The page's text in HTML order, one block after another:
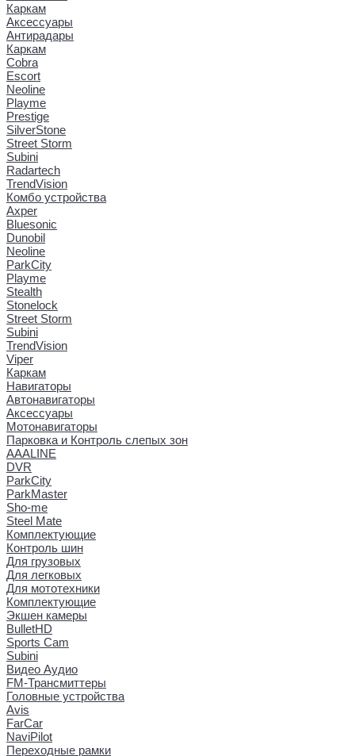
Каркам
Аксессуары
Антирадары
Каркам
Cobra
Escort
Neoline
Playme
Prestige
SilverStone
Street Storm
Subini
Radartech
TrendVision
Комбо устройства
Axper
Bluesonic
Dunobil
Neoline
ParkCity
Playme
Stealth
Stonelock
Street Storm
Subini
TrendVision
Viper
Каркам
Навигаторы
Автонавигаторы
Аксессуары
Мотонавигаторы
Парковка и Контроль слепых зон
AAALINE
DVR
ParkCity
ParkMaster
Sho-me
Steel Mate
Комплектующие
Контроль шин
Для грузовых
Для легковых
Для мототехники
Комплектующие
Экшен камеры
BulletHD
Sports Cam
Subini
Видео Аудио
FM-Трансмиттеры
Головные устройства
Avis
FarCar
NaviPilot
Переходные рамки